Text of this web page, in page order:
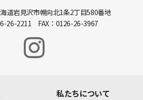
道岩見沢市幌向北1条2丁目580番地
26-2211 FAX：0126-26-3967
私たちについて